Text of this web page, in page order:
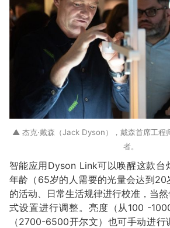
▲ 杰克·戴森（Jack Dyson），戴森首席工程
者。
智能应用Dyson Link可以唤醒这款台
年龄（65岁的人需要的光量会达到20
的活动、日常生活规律进行校准，当
式设置进行调整。亮度（从100 -
（2700-6500开尔文）也可手动进行